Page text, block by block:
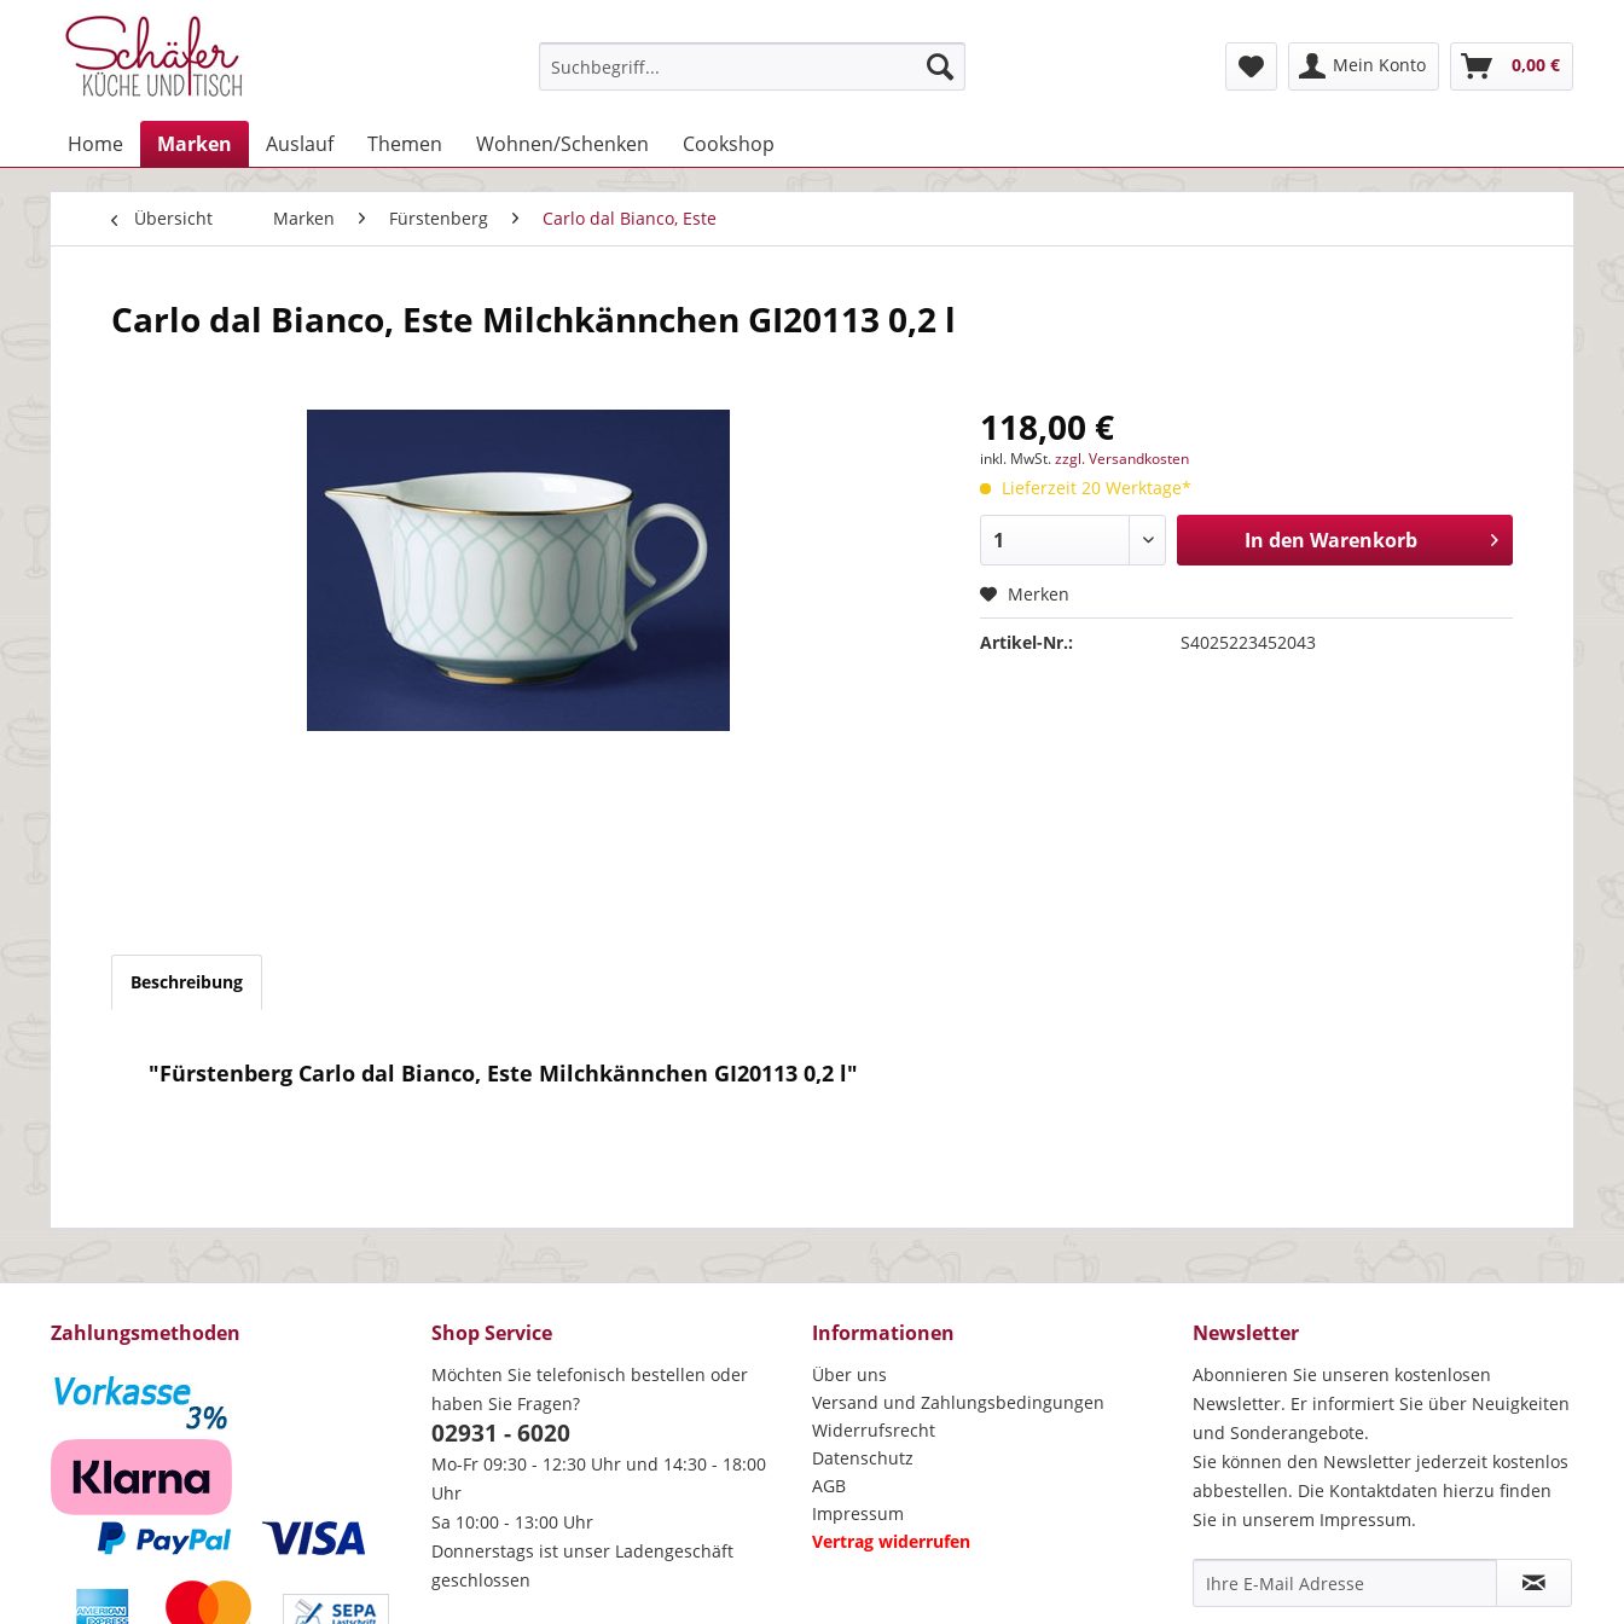
Mein Konto 0,00 €
Home Marken Auslauf Themen Wohnen/Schenken Cookshop
Übersicht Marken Fürstenberg Carlo dal Bianco, Este
Carlo dal Bianco, Este Milchkännchen GI20113 0,2 l
118,00 €
inkl. MwSt.zzgl. Versandkosten
Lieferzeit 20 Werktage*
In den Warenkorb
Merken
Artikel-Nr.: S4025223452043
Beschreibung
"Fürstenberg Carlo dal Bianco, Este Milchkännchen GI20113 0,2 l"
Zahlungsmethoden Shop Service
Möchten Sie telefonisch bestellen oder
haben Sie Fragen?
02931 - 6020
Mo-Fr 09:30 - 12:30 Uhr und 14:30 - 18:00
Uhr
Sa 10:00 - 13:00 Uhr
Donnerstags ist unser Ladengeschäft
geschlossen
Informationen
Über uns
Versand und Zahlungsbedingungen
Widerrufsrecht
Datenschutz
AGB
Impressum
Vertrag widerrufen
Newsletter
Abonnieren Sie unseren kostenlosen
Newsletter. Er informiert Sie über Neuigkeiten
und Sonderangebote.
Sie können den Newsletter jederzeit kostenlos
abbestellen. Die Kontaktdaten hierzu finden
Sie in unserem Impressum.